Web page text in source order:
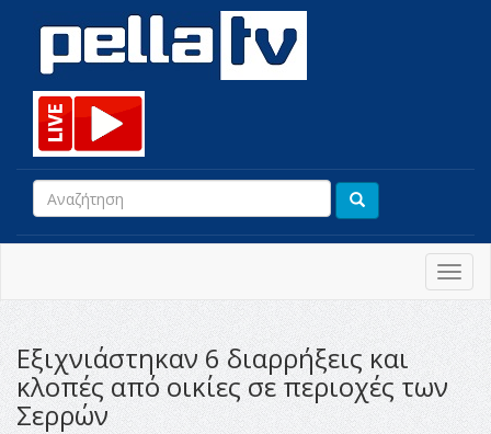
Εξιχνιάστηκαν 6 διαρρήξεις και
κλοπές από οικίες σε περιοχές των
Σερρών